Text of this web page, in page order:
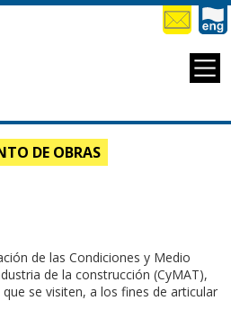
DE OBRAS
de las Condiciones y Medio
de la construcción (CyMAT),
se visiten, a los fines de articular